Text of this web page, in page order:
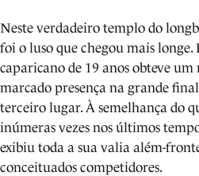
Neste verdadeiro templo do
foi o luso que chegou mais longe.
caparicano de 19 anos obteve
marcado presença na grande
terceiro lugar. À semelhança do
inúmeras vezes nos últimos
exibiu toda a sua valia além-
conceituados competidores.